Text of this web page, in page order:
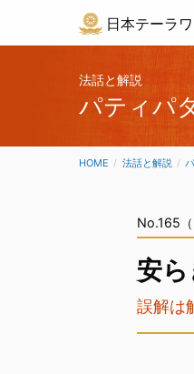
日本テーラ
法話と解説
パティパ
HOME 法話と解説
No.165（
安
誤解は